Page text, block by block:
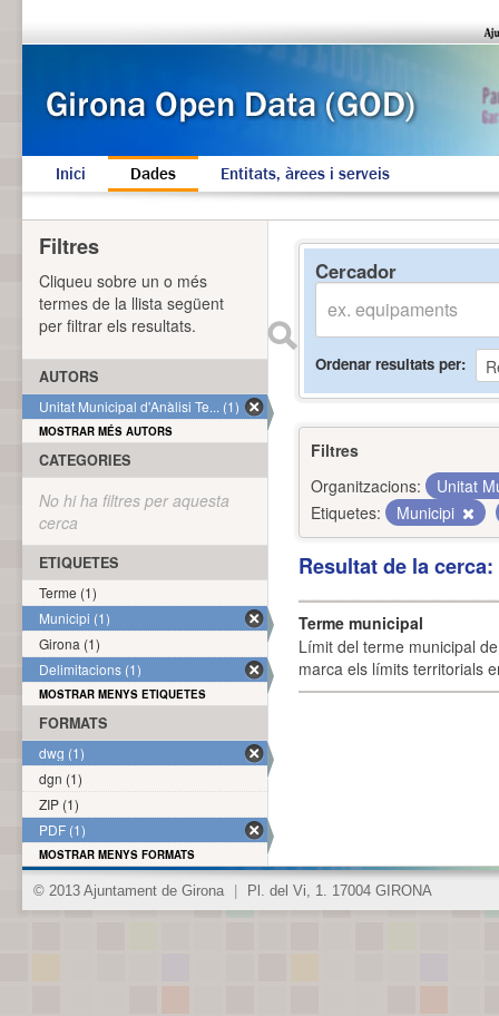
Inici Dades Entitats, àrees i serveis
Cercador
Ordenar resultats per
Filtres
Organitzacions:
Unitat
Etiquetes:
Municipi
Resultat de la
Terme municipal
Límit del terme municipal
marca els límits territorials
Filtres
Cliqueu sobre un o més
termes de la llista següent
per filtrar els resultats.
AUTORS
Unitat Municipal d'Anàlisi Te... (1)
MOSTRAR MÉS AUTORS
CATEGORIES
No hi ha filtres per aquesta
cerca
ETIQUETES
Terme (1)
Municipi (1)
Girona (1)
Delimitacions (1)
MOSTRAR MENYS ETIQUETES
FORMATS
dwg (1)
dgn (1)
ZIP (1)
PDF (1)
MOSTRAR MENYS FORMATS
© 2013 Ajuntament de Girona Pl. del Vi, 1. 17004 GIRONA